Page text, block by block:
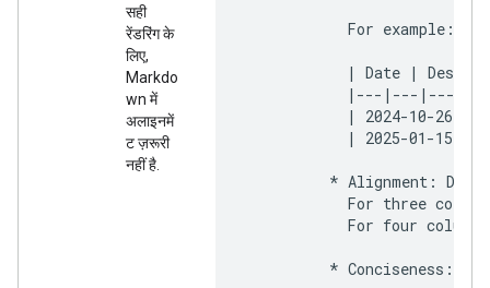
सही
रेंडरिंग के
लिए,
Markdo
wn में
अलाइनमें
ट ज़रूरी
नहीं है.
            For example:
| Date |
            |---|---|---|
| 2024-10-26 |
| 2025-01-15 |
* Alignment: Do
For three
For four
* Conciseness: